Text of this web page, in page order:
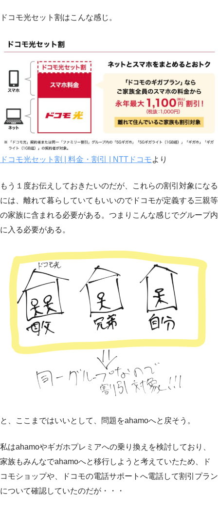
ドコモ光セット割はこんな感じ。
ドコモ光セット割 | 料金・割引 | NTTドコモより
もう１度お伝えしておきたいのだが、これらの割引対象になる
には、離れて暮らしていてもいいのでドコモが定義する三親等
の家族に含まれる必要がある。つまりこんな感じでグループ内
に入る必要がある。
と、ここまではいいとして、問題をahamoへと戻そう。
私はahamoやギガホプレミアへの乗り換えを検討しており、
家族もみんなでahamoへと移行しようと考えていたため、ド
コモショップや、ドコモの電話サポートへ電話して割引プラン
について確認していたのだが・・・